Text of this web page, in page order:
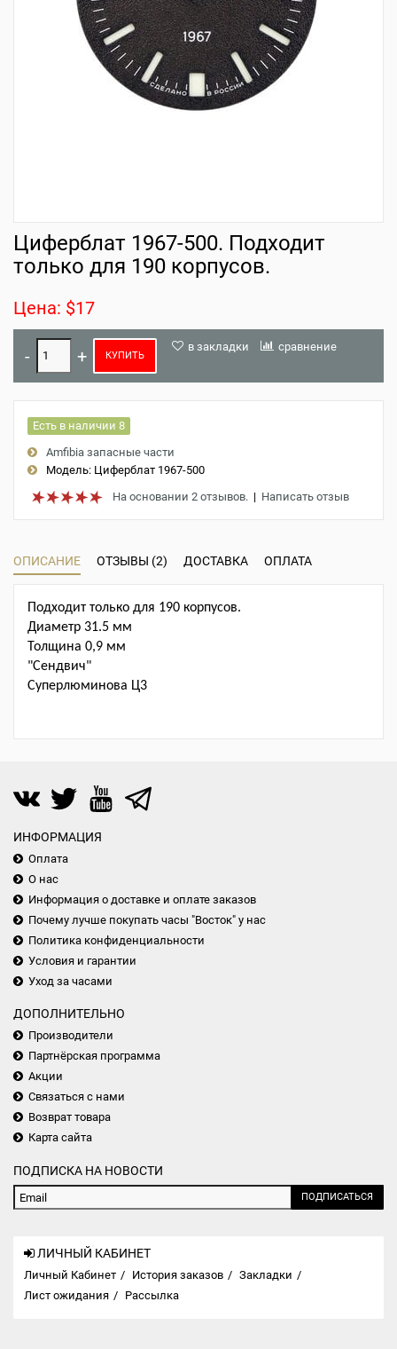
Циферблат 1967-500. Подходит
только для 190 корпусов.
Цена: $17
КУПИТЬ
в закладки сравнение
Есть в наличии 8
Amfibia запасные части
Модель: Циферблат 1967-500
На основании 2 отзывов. | Написать отзыв
ОПИСАНИЕ ОТЗЫВЫ (2) ДОСТАВКА ОПЛАТА
Подходит только для 190 корпусов.
Диаметр 31.5 мм
Толщина 0,9 мм
"Сендвич"
Суперлюминова Ц3
ИНФОРМАЦИЯ
Оплата
О нас
Информация о доставке и оплате заказов
Почему лучше покупать часы "Восток" у нас
Политика конфиденциальности
Условия и гарантии
Уход за часами
ДОПОЛНИТЕЛЬНО
Производители
Партнёрская программа
Акции
Связаться с нами
Возврат товара
Карта сайта
ПОДПИСКА НА НОВОСТИ
ПОДПИСАТЬСЯ
ЛИЧНЫЙ КАБИНЕТ
Личный Кабинет История заказов
Закладки
Лист ожидания
Рассылка